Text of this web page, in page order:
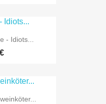
- Idiots...